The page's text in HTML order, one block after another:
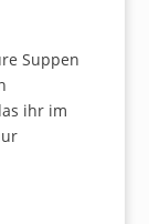
Suppen
ihr im